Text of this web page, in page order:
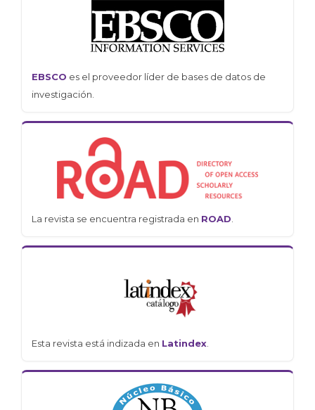
EBSCO es el proveedor líder de bases de datos de
investigación.
La revista se encuentra registrada en ROAD.
Esta revista está indizada en Latindex.